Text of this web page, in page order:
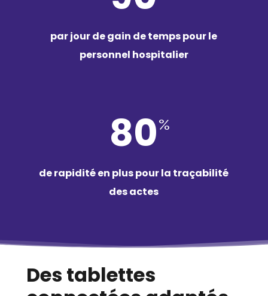
par jour de gain de temps pour le
personnel hospitalier
80%
de rapidité en plus pour la traçabilité
des actes
Des tablettes